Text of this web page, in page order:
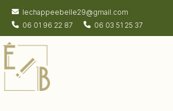
lechappeebelle29@gmail.com
06 01 96 22 87
06 03 51 25 37